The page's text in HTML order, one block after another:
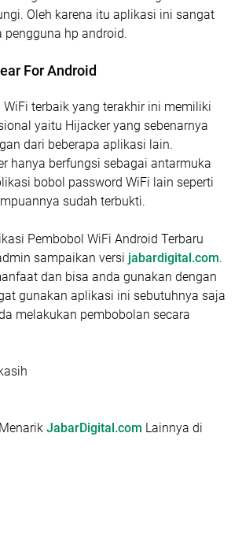
Oleh karena itu aplikasi ini sangat
pengguna hp android.
For Android
terbaik yang terakhir ini memiliki
yaitu Hijacker yang sebenarnya
dari beberapa aplikasi lain.
hanya berfungsi sebagai antarmuka
bobol password WiFi lain seperti
sudah terbukti.
Pembobol WiFi Android Terbaru
sampaikan versi jabardigital.com.
dan bisa anda gunakan dengan
gunakan aplikasi ini sebutuhnya saja
melakukan pembobolan secara
JabarDigital.com Lainnya di